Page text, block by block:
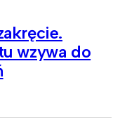
wzywa do